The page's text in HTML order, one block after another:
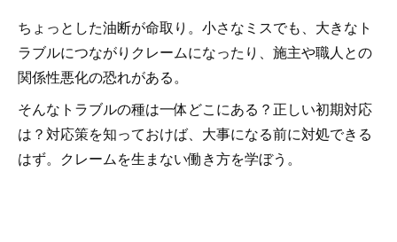
ちょっとした油断が命取り。小さなミスでも、大きなト
ラブルにつながりクレームになったり、施主や職人との
関係性悪化の恐れがある。
そんなトラブルの種は一体どこにある？正しい初期対応
は？対応策を知っておけば、大事になる前に対処できる
はず。クレームを生まない働き方を学ぼう。